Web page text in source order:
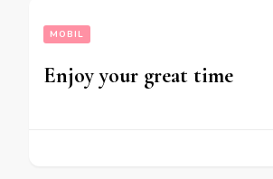
MOBIL
Enjoy your great time